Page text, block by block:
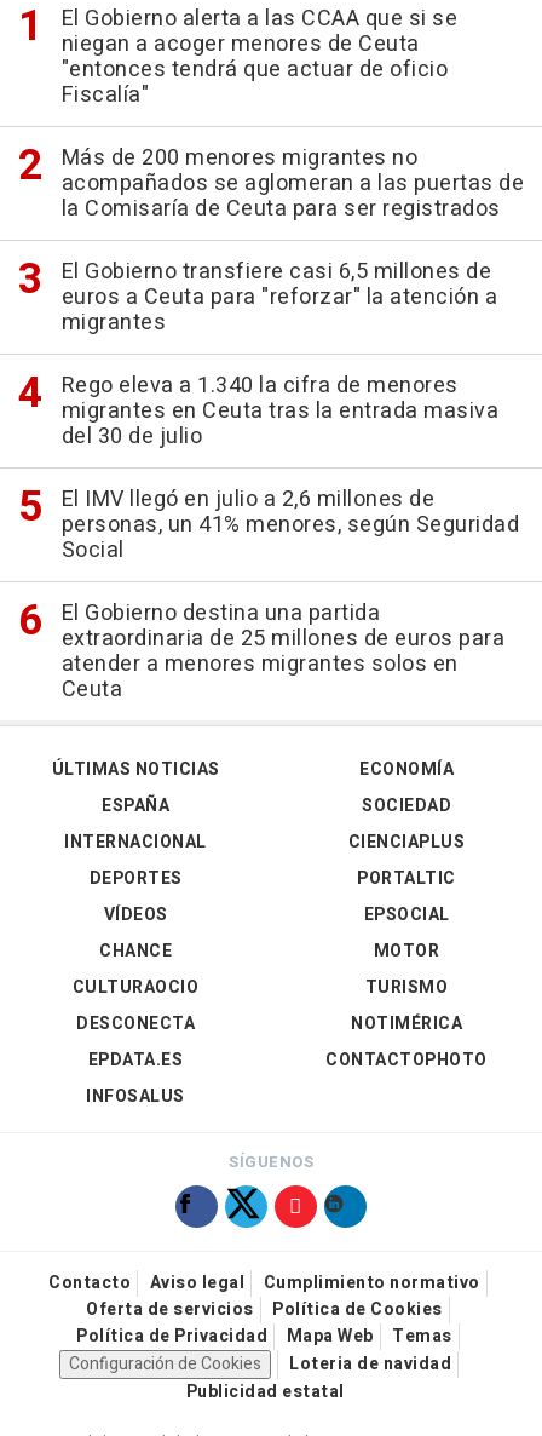
El Gobierno alerta a las CCAA que si se
niegan a acoger menores de Ceuta
"entonces tendrá que actuar de oficio
Fiscalía"
Más de 200 menores migrantes no
acompañados se aglomeran a las puertas de
la Comisaría de Ceuta para ser registrados
El Gobierno transfiere casi 6,5 millones de
euros a Ceuta para "reforzar" la atención a
migrantes
Rego eleva a 1.340 la cifra de menores
migrantes en Ceuta tras la entrada masiva
del 30 de julio
El IMV llegó en julio a 2,6 millones de
personas, un 41% menores, según Seguridad
Social
El Gobierno destina una partida
extraordinaria de 25 millones de euros para
atender a menores migrantes solos en
Ceuta
ÚLTIMAS NOTICIAS
ESPAÑA
INTERNACIONAL
DEPORTES
VÍDEOS
ECONOMÍA
SOCIEDAD
CIENCIAPLUS
PORTALTIC
EPSOCIAL
CHANCE
CULTURAOCIO
DESCONECTA
EPDATA.ES
INFOSALUS
MOTOR
TURISMO
NOTIMÉRICA
CONTACTOPHOTO
SÍGUENOS
Contacto Aviso legal
Cumplimiento normativo
Oferta de servicios
Política de Cookies
Política de Privacidad
Mapa Web
Temas
Configuración de Cookies
Loteria de navidad
Publicidad estatal